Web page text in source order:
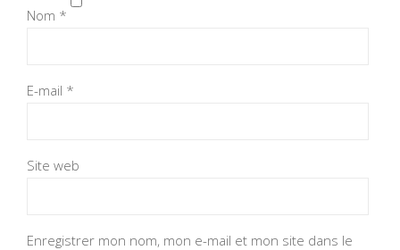
Nom *
E-mail *
Site web
Enregistrer mon nom, mon e-mail et mon site dans le